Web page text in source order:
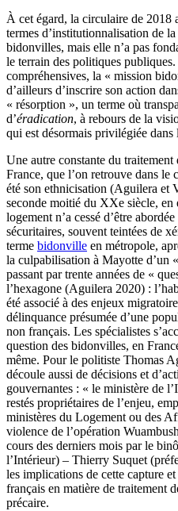
À cet égard, la circulaire de 2018
termes d’institutionnalisation de
bidonvilles, mais elle n’a pas
le terrain des politiques
compréhensives, la « mission
d’ailleurs d’inscrire son action
« résorption », un terme où
d’éradication, à rebours de la
qui est désormais privilégiée dans
Une autre constante du
France, que l’on retrouve dans le
été son ethnicisation (Aguilera et
seconde moitié du XXe siècle,
logement n’a cessé d’être
sécuritaires, souvent teintées de
terme bidonville en métropole,
la culpabilisation à Mayotte d’un
passant par trente années de «
l’hexagone (Aguilera 2020) :
été associé à des enjeux
délinquance présumée d’une
non français. Les spécialistes
question des bidonvilles, en
même. Pour le politiste Thomas
découle aussi de décisions et
gouvernantes : « le ministère de
restés propriétaires de l’enjeu,
ministères du Logement ou des
violence de l’opération
cours des derniers mois par le
l’Intérieur) – Thierry Suquet
les implications de cette capture
français en matière de traitement
précaire.